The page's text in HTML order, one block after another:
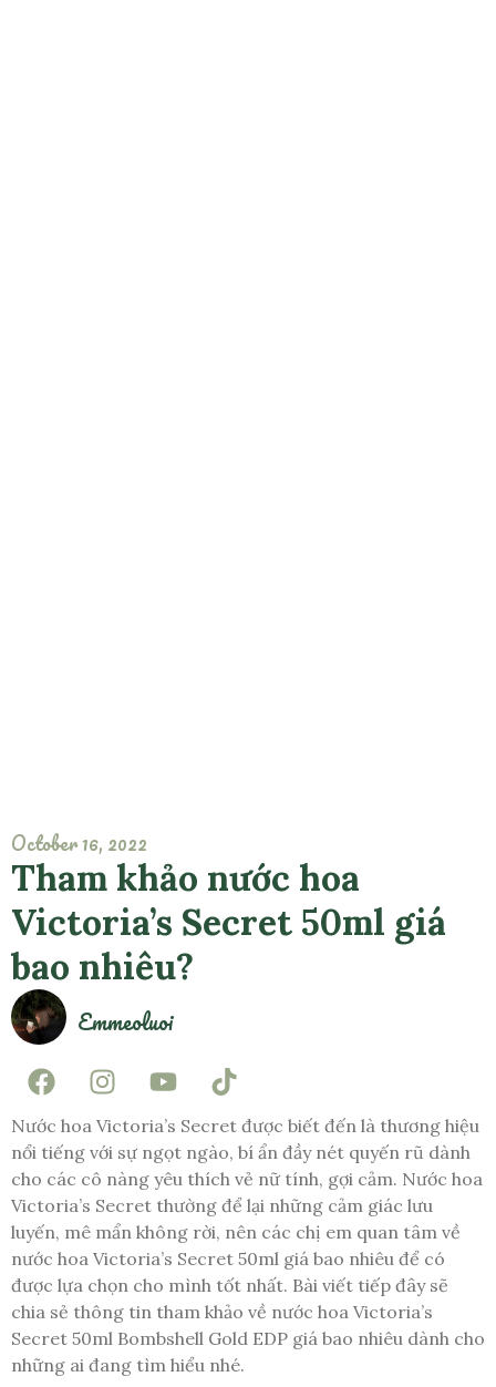
October 16, 2022
Tham khảo nước hoa
Victoria’s Secret 50ml giá
bao nhiêu?
Emmeoluoi
Nước hoa Victoria’s Secret được biết đến là thương hiệu
nổi tiếng với sự ngọt ngào, bí ẩn đầy nét quyến rũ dành
cho các cô nàng yêu thích vẻ nữ tính, gợi cảm. Nước hoa
Victoria’s Secret thường để lại những cảm giác lưu
luyến, mê mẩn không rời, nên các chị em quan tâm về
nước hoa Victoria’s Secret 50ml giá bao nhiêu để có
được lựa chọn cho mình tốt nhất. Bài viết tiếp đây sẽ
chia sẻ thông tin tham khảo về nước hoa Victoria’s
Secret 50ml Bombshell Gold EDP giá bao nhiêu dành cho
những ai đang tìm hiểu nhé.